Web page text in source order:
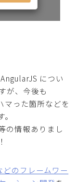
につい
が、今後も
マった箇所などを
の情報ありまし
どのフレームワー